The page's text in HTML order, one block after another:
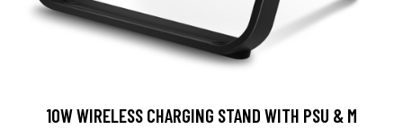
10W WIRELESS CHARGING STAND WITH PSU & M